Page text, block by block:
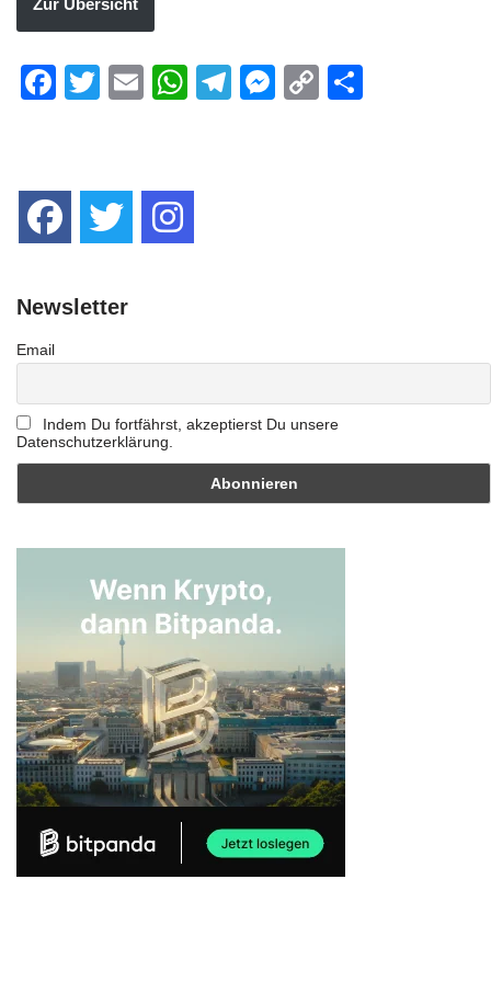
Zur Übersicht
Facebook
Twitter
EmailWhatsApp
Telegram
Messenger
Copy
Newsletter
Email
Indem Du fortfährst, akzeptierst Du unsere
Datenschutzerklärung.